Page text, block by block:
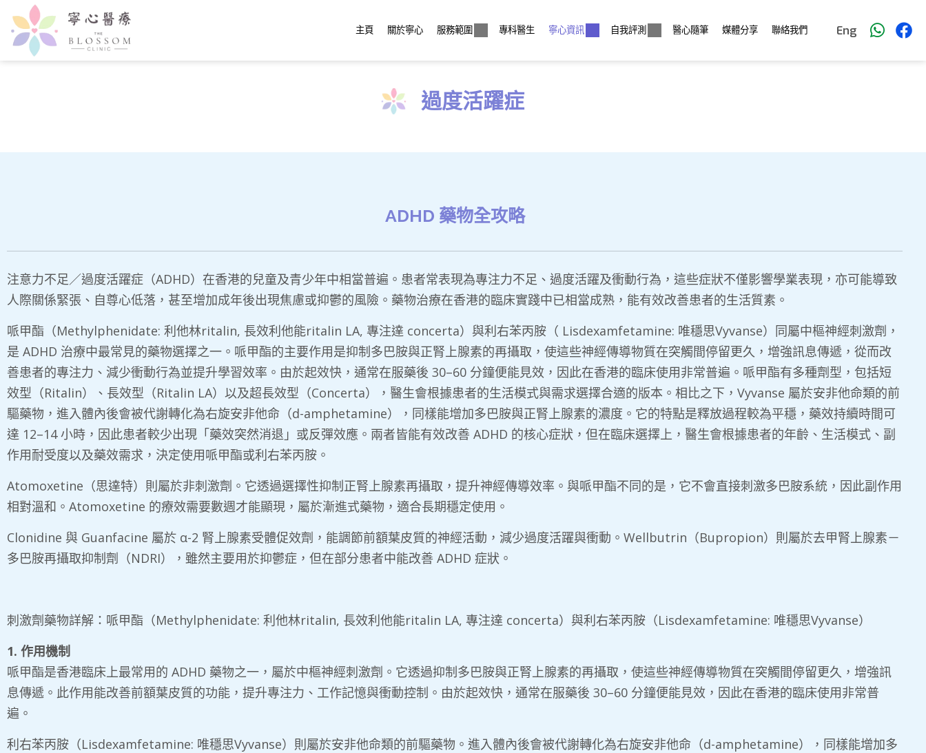
主頁 關於寧心 服務範圍 專科醫生 寧心資訊 自我評測 醫心隨筆 媒體分享 聯絡我們 Eng
過度活躍症
ADHD 藥物全攻略
注意力不足／過度活躍症（ADHD）在香港的兒童及青少年中相當普遍。患者常表現為專注力不足、過度活躍及衝動行為，這些症狀不僅影響學業表現，亦可能導致
人際關係緊張、自尊心低落，甚至增加成年後出現焦慮或抑鬱的風險。藥物治療在香港的臨床實踐中已相當成熟，能有效改善患者的生活質素。
哌甲酯（Methylphenidate: 利他林ritalin, 長效利他能ritalin LA, 專注達 concerta）與利右苯丙胺（ Lisdexamfetamine: 唯穩思Vyvanse）同屬中樞神經刺激劑，
是 ADHD 治療中最常見的藥物選擇之一。哌甲酯的主要作用是抑制多巴胺與正腎上腺素的再攝取，使這些神經傳導物質在突觸間停留更久，增強訊息傳遞，從而改
善患者的專注力、減少衝動行為並提升學習效率。由於起效快，通常在服藥後 30–60 分鐘便能見效，因此在香港的臨床使用非常普遍。哌甲酯有多種劑型，包括短
效型（Ritalin）、長效型（Ritalin LA）以及超長效型（Concerta），醫生會根據患者的生活模式與需求選擇合適的版本。相比之下，Vyvanse 屬於安非他命類的前
驅藥物，進入體內後會被代謝轉化為右旋安非他命（d-amphetamine），同樣能增加多巴胺與正腎上腺素的濃度。它的特點是釋放過程較為平穩，藥效持續時間可
達 12–14 小時，因此患者較少出現「藥效突然消退」或反彈效應。兩者皆能有效改善 ADHD 的核心症狀，但在臨床選擇上，醫生會根據患者的年齡、生活模式、副
作用耐受度以及藥效需求，決定使用哌甲酯或利右苯丙胺。
Atomoxetine（思達特）則屬於非刺激劑。它透過選擇性抑制正腎上腺素再攝取，提升神經傳導效率。與哌甲酯不同的是，它不會直接刺激多巴胺系統，因此副作用
相對溫和。Atomoxetine 的療效需要數週才能顯現，屬於漸進式藥物，適合長期穩定使用。
Clonidine 與 Guanfacine 屬於 α-2 腎上腺素受體促效劑，能調節前額葉皮質的神經活動，減少過度活躍與衝動。Wellbutrin（Bupropion）則屬於去甲腎上腺素－
多巴胺再攝取抑制劑（NDRI），雖然主要用於抑鬱症，但在部分患者中能改善 ADHD 症狀。
刺激劑藥物詳解：哌甲酯（Methylphenidate: 利他林ritalin, 長效利他能ritalin LA, 專注達 concerta）與利右苯丙胺（Lisdexamfetamine: 唯穩思Vyvanse）
1. 作用機制
哌甲酯是香港臨床上最常用的 ADHD 藥物之一，屬於中樞神經刺激劑。它透過抑制多巴胺與正腎上腺素的再攝取，使這些神經傳導物質在突觸間停留更久，增強訊
息傳遞。此作用能改善前額葉皮質的功能，提升專注力、工作記憶與衝動控制。由於起效快，通常在服藥後 30–60 分鐘便能見效，因此在香港的臨床使用非常普
遍。
利右苯丙胺（Lisdexamfetamine: 唯穩思Vyvanse）則屬於安非他命類的前驅藥物。進入體內後會被代謝轉化為右旋安非他命（d-amphetamine），同樣能增加多